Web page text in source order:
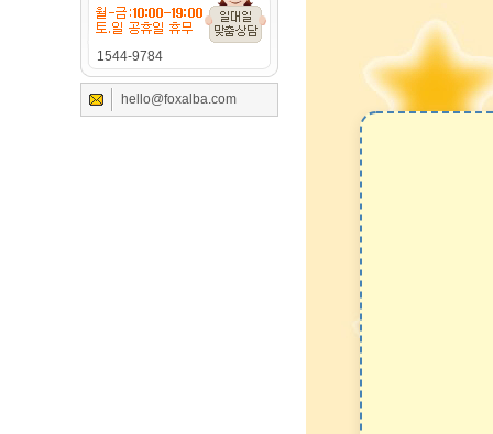
1544-9784
hello@foxalba.com